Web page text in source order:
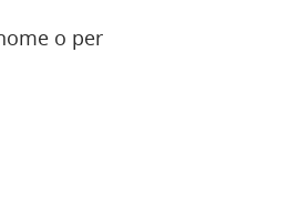
o per